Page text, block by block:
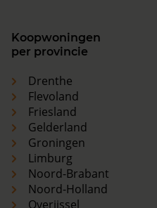
Koopwoningen
per provincie
Drenthe
Flevoland
Friesland
Gelderland
Groningen
Limburg
Noord-Brabant
Noord-Holland
Overijssel